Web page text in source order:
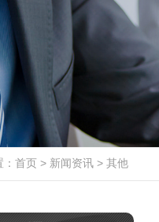
首页 > 新闻资讯 > 其他